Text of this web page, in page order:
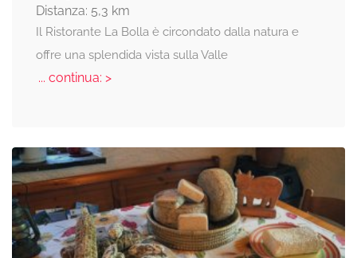
Distanza: 5,3 km
Il Ristorante La Bolla è circondato dalla natura e
offre una splendida vista sulla Valle
... continua: >